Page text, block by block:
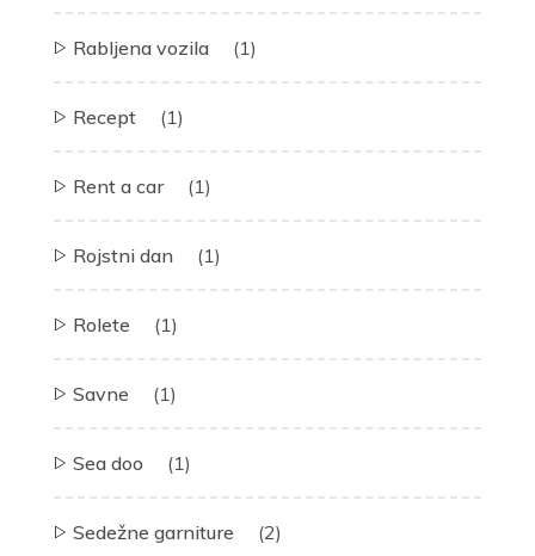
Rabljena vozila (1)
Recept (1)
Rent a car (1)
Rojstni dan (1)
Rolete (1)
Savne (1)
Sea doo (1)
Sedežne garniture (2)